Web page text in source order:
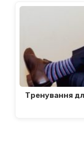
Тренування